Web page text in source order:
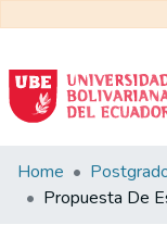
Communities
&
Home